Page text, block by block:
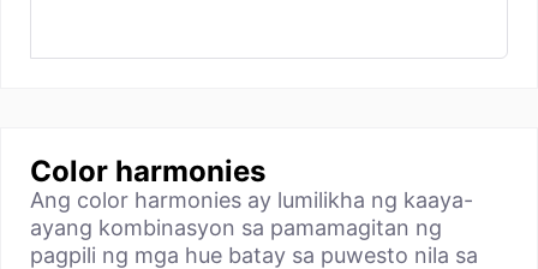
Color harmonies
Ang color harmonies ay lumilikha ng kaaya-
ayang kombinasyon sa pamamagitan ng
pagpili ng mga hue batay sa puwesto nila sa